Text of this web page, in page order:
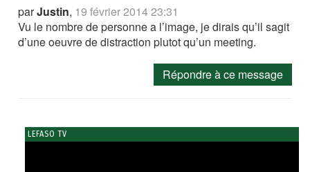
parJustin, 19 février 2014 23:31
Vu le nombre de personne a l’image, je dirais qu’il sagit
d’une oeuvre de distraction plutot qu’un meeting.
Répondre à ce message
LEFASO TV